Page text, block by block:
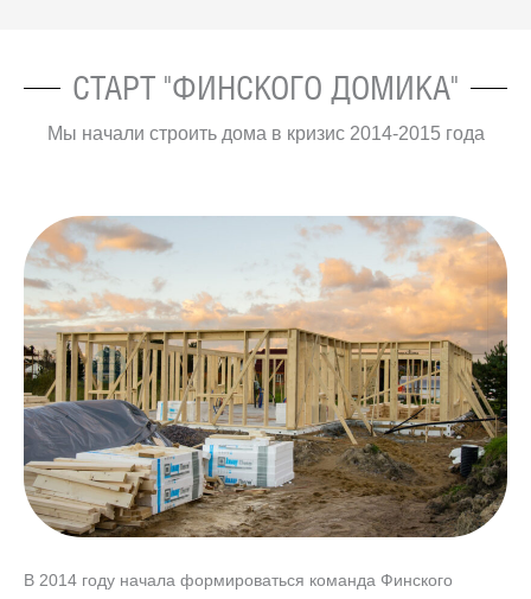
СТАРТ "ФИНСКОГО ДОМИКА"
Мы начали строить дома в кризис 2014-2015 года
В 2014 году начала формироваться команда Финского